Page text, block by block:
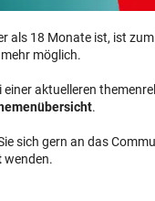
als 18 Monate ist, ist
möglich.
einer aktuelleren
.
sich gern an das
wenden.